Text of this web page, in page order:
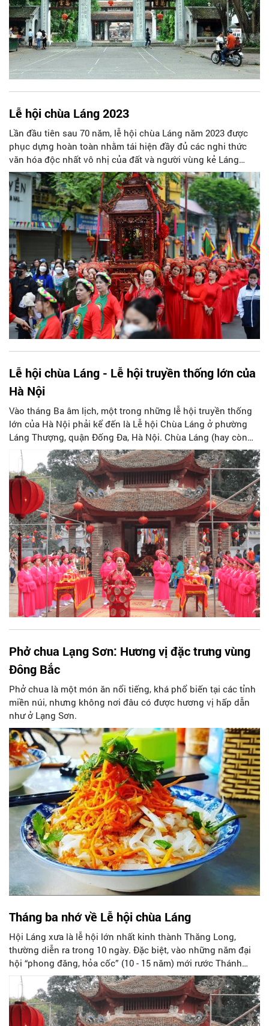
Lễ hội chùa Láng 2023
Lần đầu tiên sau 70 năm, lễ hội chùa Láng năm 2023 được
phục dựng hoàn toàn nhằm tái hiện đầy đủ các nghi thức
văn hóa độc nhất vô nhị của đất và người vùng kẻ Láng
thuộc kinh thành Thăng Long xưa.
Lễ hội chùa Láng - Lễ hội truyền thống lớn của
Hà Nội
Vào tháng Ba âm lịch, một trong những lễ hội truyền thống
lớn của Hà Nội phải kể đến là Lễ hội Chùa Láng ở phường
Láng Thượng, quận Đống Đa, Hà Nội. Chùa Láng (hay còn
gọi là Chiêu Thiền tự) là một ngôi chùa cổ, nơi thờ Thiền sư
Từ Đạo Hạnh, vị danh sư nổi tiếng thời Lý.
Phở chua Lạng Sơn: Hương vị đặc trưng vùng
Đông Bắc
Phở chua là một món ăn nổi tiếng, khá phổ biến tại các tỉnh
miền núi, nhưng không nơi đâu có được hương vị hấp dẫn
như ở Lạng Sơn.
Tháng ba nhớ về Lễ hội chùa Láng
Hội Láng xưa là lễ hội lớn nhất kinh thành Thăng Long,
thường diễn ra trong 10 ngày. Đặc biệt, vào những năm đại
hội “phong đăng, hỏa cốc” (10 - 15 năm) mới rước Thánh
một lần. Ngày nay, hội Láng chỉ tổ chức trong 3 ngày (từ
mùng 6 - 8 tháng ba) nhưng chỉ là hội lệ.